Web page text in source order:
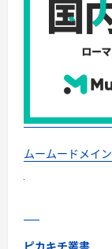
ムームードメイン